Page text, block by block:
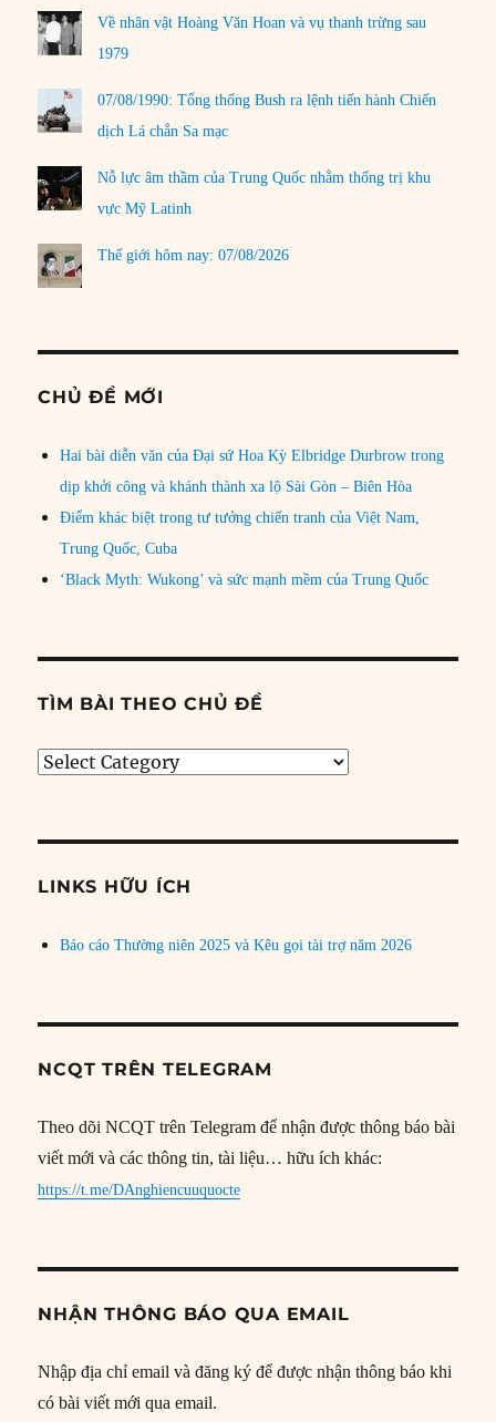
Về nhân vật Hoàng Văn Hoan và vụ thanh trừng sau
1979
07/08/1990: Tổng thống Bush ra lệnh tiến hành Chiến
dịch Lá chắn Sa mạc
Nỗ lực âm thầm của Trung Quốc nhằm thống trị khu
vực Mỹ Latinh
Thế giới hôm nay: 07/08/2026
CHỦ ĐỀ MỚI
Hai bài diễn văn của Đại sứ Hoa Kỳ Elbridge Durbrow trong
dịp khởi công và khánh thành xa lộ Sài Gòn – Biên Hòa
Điểm khác biệt trong tư tưởng chiến tranh của Việt Nam,
Trung Quốc, Cuba
‘Black Myth: Wukong’ và sức mạnh mềm của Trung Quốc
TÌM BÀI THEO CHỦ ĐỀ
Tìm
đề
LINKS HỮU ÍCH
Báo cáo Thường niên 2025 và Kêu gọi tài trợ năm 2026
NCQT TRÊN TELEGRAM
Theo dõi NCQT trên Telegram để nhận được thông báo bài
viết mới và các thông tin, tài liệu… hữu ích khác:
https://t.me/DAnghiencuuquocte
NHẬN THÔNG BÁO QUA EMAIL
Nhập địa chỉ email và đăng ký để được nhận thông báo khi
có bài viết mới qua email.